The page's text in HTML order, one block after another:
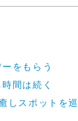
をもらう
間は続く
しスポットを